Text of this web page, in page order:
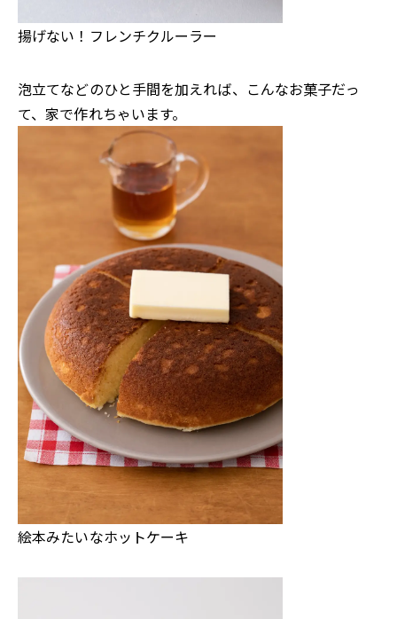
揚げない！フレンチクルーラー
泡立てなどのひと手間を加えれば、こんなお菓子だっ
て、家で作れちゃいます。
絵本みたいなホットケーキ